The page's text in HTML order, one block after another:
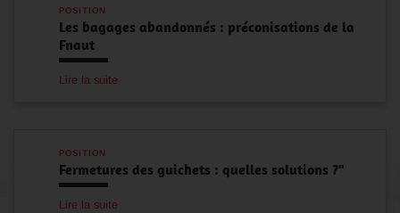
POSITION
Les bagages abandonnés : préconisations de la
Fnaut
Lire la suite
POSITION
Fermetures des guichets : quelles solutions ?"
Lire la suite